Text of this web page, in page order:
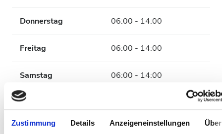
Zustimmung Details Anzeigeneinstellungen
Donnerstag 06:00 - 14:00
Freitag 06:00 - 14:00
Samstag 06:00 - 14:00
Sonntag